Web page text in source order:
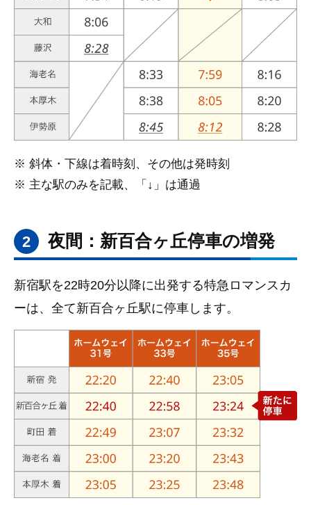
※ 斜体・下線は着時刻、その他は発時刻
※ 主な駅のみを記載、「↓」は通過
2 夜間：新百合ヶ丘停車の増発
新宿駅を22時20分以降に出発する特急ロマンスカ
ーは、全て新百合ヶ丘駅に停車します。